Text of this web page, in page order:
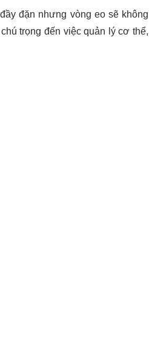
đặn nhưng vòng eo sẽ không
trọng đến việc quản lý cơ thể,